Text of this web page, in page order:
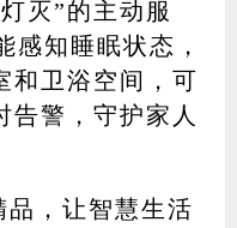
灭”的主动服
感知睡眠状态，
和卫浴空间，可
告警，守护家人
品，让智慧生活